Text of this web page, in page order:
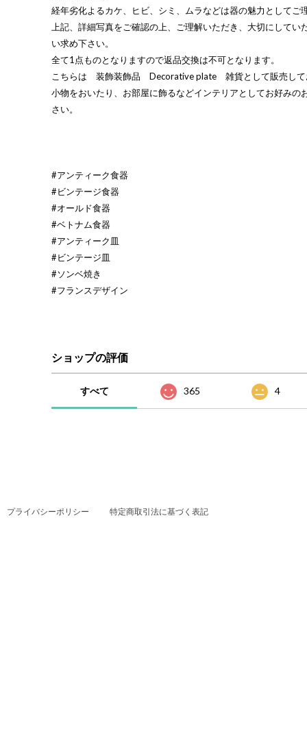
経年劣化よるカケ、ヒビ、シミ、ムラなどは器の魅力としてご
上記、詳細写真をご確認の上、ご理解いただき、大切にしてい
い求め下さい。
全て1点ものとなりますので返品交換は不可となります。
こちらは 装飾装飾品 Decorative plate 雑貨として販売して
小物をおいたり、お部屋に飾るなどインテリアとしてお好みの
さい。
#アンティーク食器
#ビンテージ食器
#オールド食器
#ベトナム食器
#アンティーク皿
#ビンテージ皿
#ソンベ焼き
#フランスデザイン
ショップの評価
すべて 365 4
プライバシーポリシー 特定商取引法に基づく表記